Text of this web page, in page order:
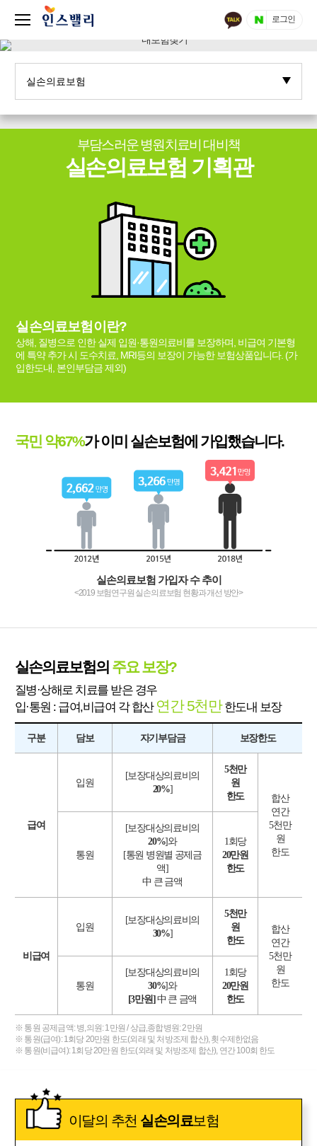
로그인
부담스러운 병원치료비 대비책
실손의료보험 기획관
실손의료보험이란?
상해, 질병으로 인한 실제 입원·통원의료비를 보장하며, 비급여 기본형
에 특약 추가 시 도수치료, MRI등의 보장이 가능한 보험상품입니다. (가
입한도내, 본인부담금 제외)
국민 약67%가 이미 실손보험에 가입했습니다.
실손의료보험 가입자 수 추이
<2019 보험연구원 실손의료보험 현황과 개선 방안>
실손의료보험의 주요 보장?
질병·상해로 치료를 받은 경우
입·통원 : 급여,비급여 각 합산 연간 5천만한도내 보장
구분 담보 자기부담금 보장한도
급여
입원
[보장대상의료비의
20%]
5천만
원
한도
합산
연간
5천만
원
한도
통원
[보장대상의료비의
20%]와
[통원 병원별 공제금
액]
中 큰 금액
1회당
20만원
한도
비급여
입원
[보장대상의료비의
30%]
5천만
원
한도
합산
연간
5천만
원
한도
통원
[보장대상의료비의
30%]와
[3만원] 中 큰 금액
1회당
20만원
한도
※ 통원 공제금액: 병,의원: 1만원 / 상급,종합병원: 2만원
※ 통원(급여): 1회당 20만원 한도(외래 및 처방조제 합산), 횟수제한없음
※ 통원(비급여): 1회당 20만원 한도(외래 및 처방조제 합산), 연간 100회 한도
이달의 추천 실손의료보험